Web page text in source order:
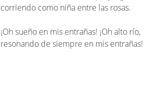
corriendo como niña entre las rosas.
¡Oh sueño en mis entrañas! ¡Oh alto río,
resonando de siempre en mis entrañas!